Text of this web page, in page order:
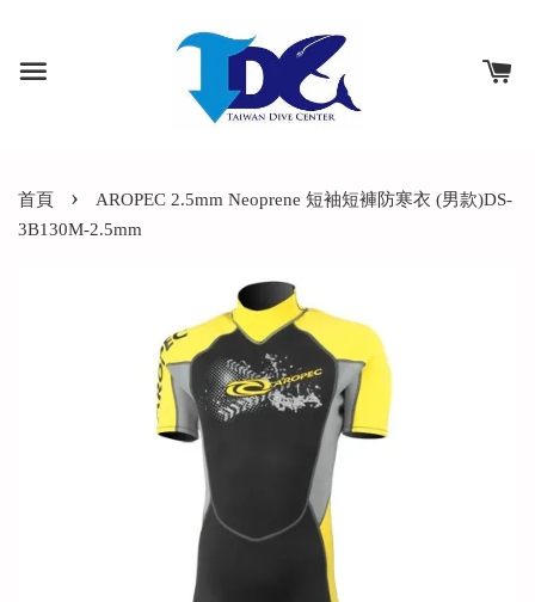
首頁 ›
AROPEC 2.5mm Neoprene 短袖短褲防寒衣 (男款)DS-
3B130M-2.5mm